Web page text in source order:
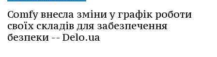
Comfy внесла зміни у графік роботи
своїх складів для забезпечення
безпеки -- Delo.ua